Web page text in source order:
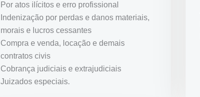
Por atos ilícitos e erro profissional
Indenização por perdas e danos materiais,
morais e lucros cessantes
Compra e venda, locação e demais
contratos civis
Cobrança judiciais e extrajudiciais
Juizados especiais.